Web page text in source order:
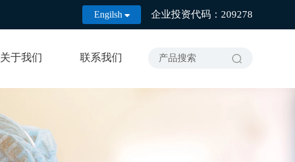
Engilsh  企业投资代码：209278
关于我们 联系我们